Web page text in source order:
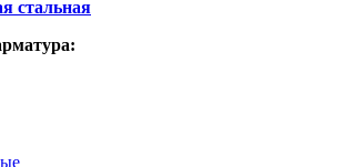
стальная